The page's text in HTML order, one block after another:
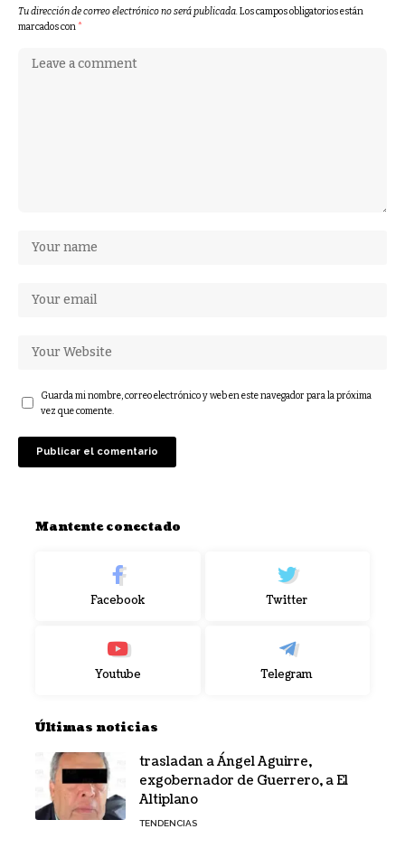
Tu dirección de correo electrónico no será publicada.Los campos obligatorios están
marcados con*
Guarda mi nombre, correo electrónico y web en este navegador para la próxima
vez que comente.
Mantente conectado
Facebook Twitter
Youtube Telegram
Últimas noticias
trasladan a Ángel Aguirre,
exgobernador de Guerrero, a El
Altiplano
TENDENCIAS